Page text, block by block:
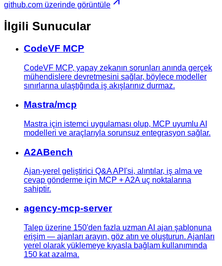
github.com üzerinde görüntüle
İlgili Sunucular
CodeVF MCP
CodeVF MCP, yapay zekanın sorunları anında gerçek
mühendislere devretmesini sağlar, böylece modeller
sınırlarına ulaştığında iş akışlarınız durmaz.
Mastra/mcp
Mastra için istemci uygulaması olup, MCP uyumlu AI
modelleri ve araçlarıyla sorunsuz entegrasyon sağlar.
A2ABench
Ajan-yerel geliştirici Q&A API'si, alıntılar, iş alma ve
cevap gönderme için MCP + A2A uç noktalarına
sahiptir.
agency-mcp-server
Talep üzerine 150'den fazla uzman AI ajan şablonuna
erişim — ajanları arayın, göz atın ve oluşturun. Ajanları
yerel olarak yüklemeye kıyasla bağlam kullanımında
150 kat azalma.